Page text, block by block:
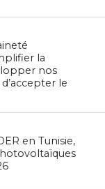
la
nos
le
en Tunisie,